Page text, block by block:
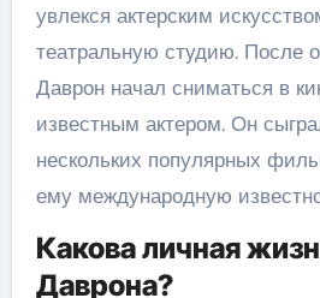
увлекся актерским
театральную студию. После
Даврон начал сниматься в
известным актером. Он
нескольких популярных
ему международную
Какова личная
Даврона?